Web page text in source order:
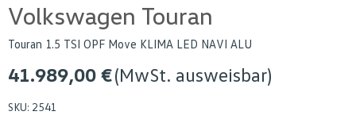
Volkswagen Touran
Touran 1.5 TSI OPF Move KLIMA LED NAVI ALU
41.989,00 €(MwSt. ausweisbar)
SKU: 2541